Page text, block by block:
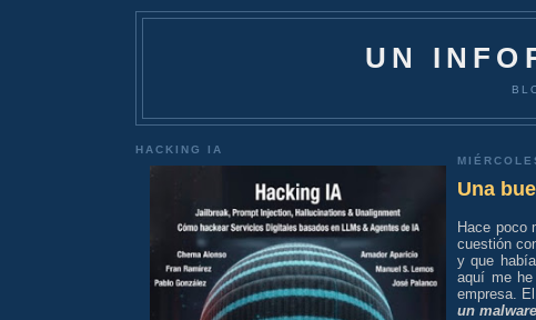
UN
HACKING IA
Una
Hace poco
cuestión
y que
aquí me
empresa.
un